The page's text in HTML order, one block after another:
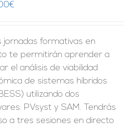
€
jornadas formativas en
te permitirán aprender a
el análisis de viabilidad
de sistemas híbridos
utilizando dos
PVsyst y SAM. Tendrás
a tres sesiones en directo